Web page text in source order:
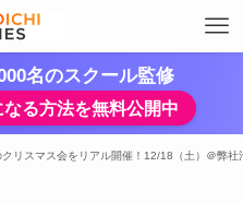
名のスクール監修
る方法を無料公開中
リスマス会をリアル開催！12/18（土）＠弊社